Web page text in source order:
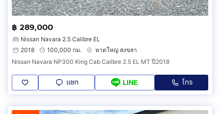
฿ 289,000
Nissan Navara 2.5 Calibre EL
2018
100,000 กม.
หาดใหญ่ สงขลา
Nissan Navara NP300 King Cab Calibre 2.5 EL MT ปี2018
แชท LINE โทร